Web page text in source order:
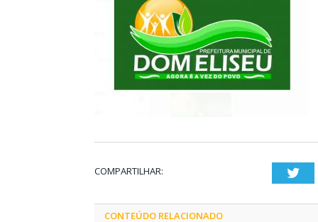
COMPARTILHAR:
CONTEÚDO RELACIONADO